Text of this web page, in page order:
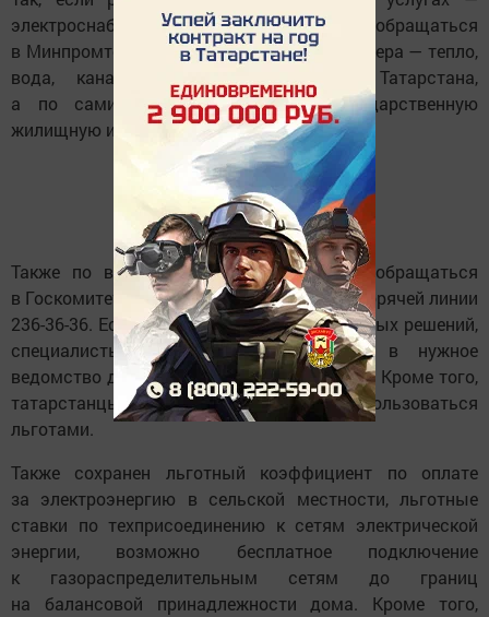
электроснабжении и газе, то следует обращаться
в Минпромторг, если это коммунальная сфера — тепло,
вода, канализация, — в Минстрой Татарстана,
а по самим начислениям — в государственную
жилищную инспекцию.
Также по вопросам начислений можно обращаться
в Госкомитет РТ по тарифам по телефону горячей линии
236-36-36. Если вопрос не касается тарифных решений,
специалисты перенаправят обращение в нужное
ведомство для объективного разъяснения. Кроме того,
татарстанцы при оплате ЖКУ могут воспользоваться
льготами.
Также сохранен льготный коэффициент по оплате
за электроэнергию в сельской местности, льготные
ставки по техприсоединению к сетям электрической
энергии, возможно бесплатное подключение
к газораспределительным сетям до границ
на балансовой принадлежности дома. Кроме того,